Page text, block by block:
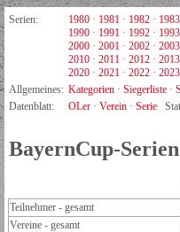
Serien: 1980 · 1981 · 1982 · 1983
1990 · 1991 · 1992 · 1993
2000 · 2001 · 2002 · 2003
2010 · 2011 · 2012 · 2013
2020 · 2021 · 2022 · 2023
Allgemeines: Kategorien · Siegerliste ·
Datenblatt:
OLer · Verein · Serie
BayernCup-
Teilnehmer - gesamt
Vereine - gesamt